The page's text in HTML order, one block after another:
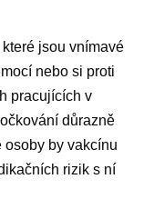
jsou vnímavé
nebo si proti
pracujících v
důrazně
osoby by vakcínu
rizik s ní